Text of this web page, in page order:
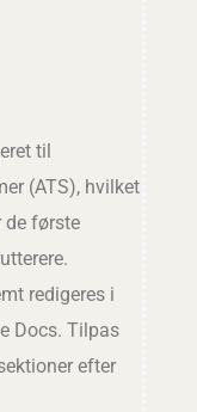
til
(ATS), hvilket
de første
redigeres i
Docs. Tilpas
efter